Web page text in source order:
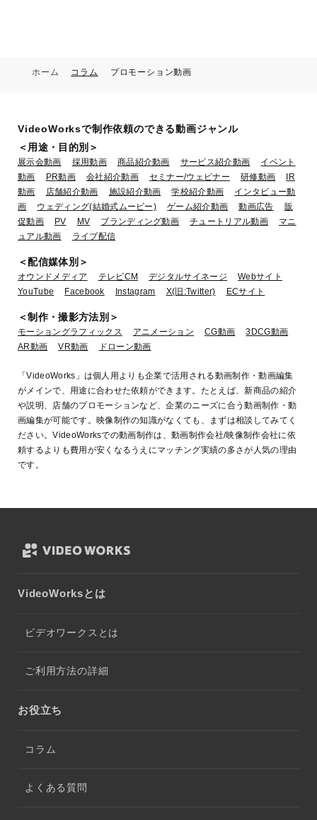
ホーム コラム プロモーション動画
VideoWorksで制作依頼のできる動画ジャンル
＜用途・目的別＞
展示会動画 採用動画 商品紹介動画 サービス紹介動画
イベント
動画
PR動画 会社紹介動画 セミナー/ウェビナー 研修動画
IR
動画
店舗紹介動画 施設紹介動画 学校紹介動画
インタビュー動
画
ウェディング(結婚式ムービー) ゲーム紹介動画 動画広告
販
促動画
PV MV ブランディング動画 チュートリアル動画
マニ
ュアル動画
ライブ配信
＜配信媒体別＞
オウンドメディア テレビCM デジタルサイネージ
Webサイト
YouTube
Facebook Instagram X(旧:Twitter) ECサイト
＜制作・撮影方法別＞
モーショングラフィックス アニメーション CG動画
3DCG動画
AR動画
VR動画 ドローン動画
「VideoWorks」は個人用よりも企業で活用される動画制作・動画編集
がメインで、用途に合わせた依頼ができます。たとえば、新商品の紹介
や説明、店舗のプロモーションなど、企業のニーズに合う動画制作・動
画編集が可能です。映像制作の知識がなくても、まずは相談してみてく
ださい。VideoWorksでの動画制作は、動画制作会社/映像制作会社に依
頼するよりも費用が安くなるうえにマッチング実績の多さが人気の理由
です。
VideoWorksとは
ビデオワークスとは
ご利用方法の詳細
お役立ち
コラム
よくある質問